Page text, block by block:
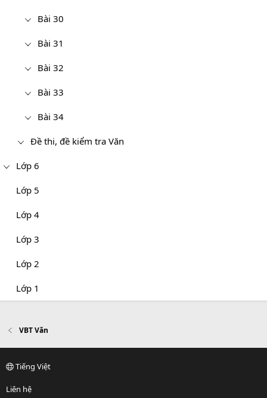
Bài 30
Bài 31
Bài 32
Bài 33
Bài 34
Đề thi, đề kiểm tra Văn
Lớp 6
Lớp 5
Lớp 4
Lớp 3
Lớp 2
Lớp 1
VBT Văn
Tiếng Việt
Liên hệ